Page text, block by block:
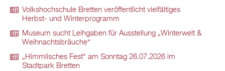
Volkshochschule Bretten veröffentlicht vielfältiges
Herbst- und Winterprogramm
Museum sucht Leihgaben für Ausstellung „Winterwelt &
Weihnachtsbräuche“
„Himmlisches Fest“ am Sonntag 26.07.2026 im
Stadtpark Bretten